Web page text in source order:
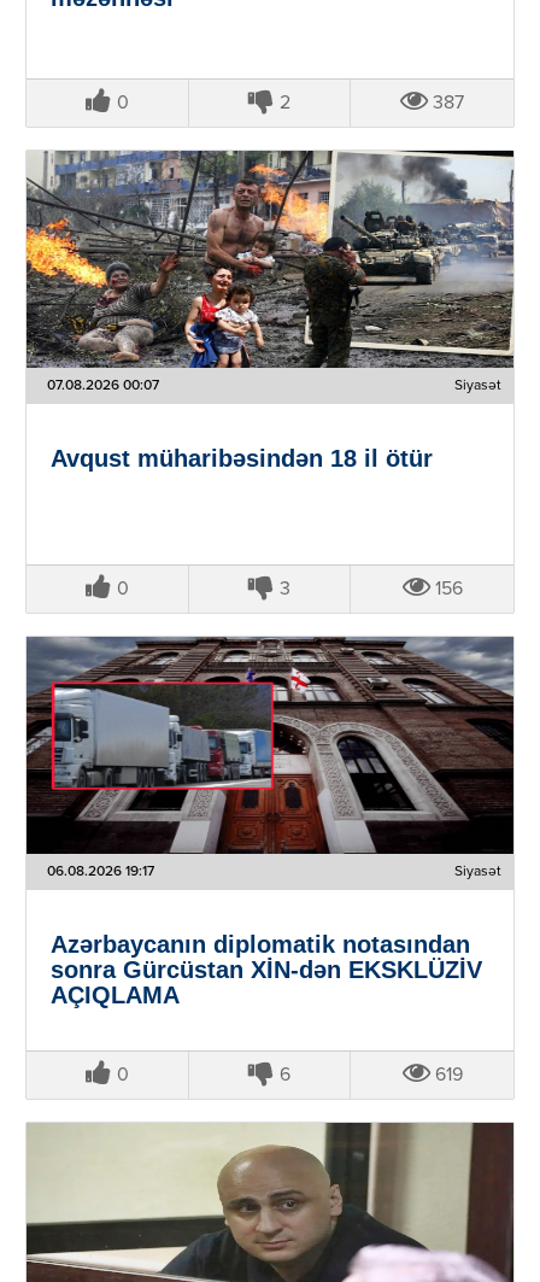
0 2 387
07.08.2026 00:07 Siyasət
Avqust müharibəsindən 18 il ötür
0 3 156
06.08.2026 19:17 Siyasət
Azərbaycanın diplomatik notasından
sonra Gürcüstan XİN-dən EKSKLÜZİV
AÇIQLAMA
0 6 619